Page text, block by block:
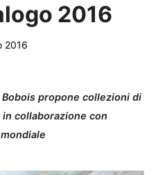
2016
2016
propone collezioni di
collaborazione con